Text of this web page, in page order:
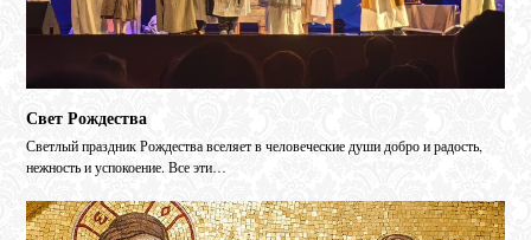
Свет Рождества
Светлый праздник Рождества вселяет в человеческие души добро и радость,
нежность и успокоение. Все эти…